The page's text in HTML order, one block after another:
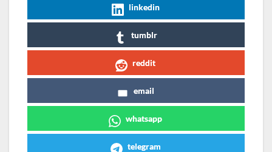
linkedin
tumblr
reddit
email
whatsapp
telegram